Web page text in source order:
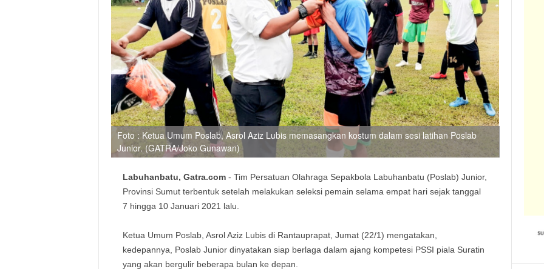
Foto : Ketua Umum Poslab, Asrol Aziz Lubis memasangkan kostum dalam sesi latihan Poslab
Junior. (GATRA/Joko Gunawan)
Labuhanbatu, Gatra.com- Tim Persatuan Olahraga Sepakbola Labuhanbatu (Poslab) Junior,
Provinsi Sumut terbentuk setelah melakukan seleksi pemain selama empat hari sejak tanggal
7 hingga 10 Januari 2021 lalu.
Ketua Umum Poslab, Asrol Aziz Lubis di Rantauprapat, Jumat (22/1) mengatakan,
kedepannya, Poslab Junior dinyatakan siap berlaga dalam ajang kompetesi PSSI piala Suratin
yang akan bergulir beberapa bulan ke depan.